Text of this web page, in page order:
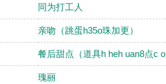
同为打工人
亲吻（跳蛋h35o珠加更）
餐后甜点（道具h heh uan8点c o
瑰丽